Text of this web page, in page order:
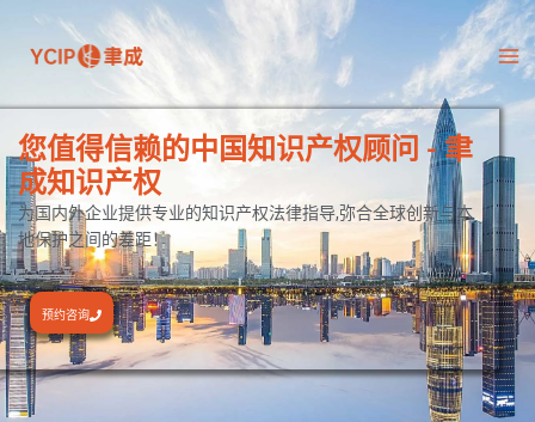
容
您值得信赖的中国知识产权顾问 - 聿
成知识产权
为国内外企业提供专业的知识产权法律指导,弥合全球创新与本
地保护之间的差距！
预约咨询